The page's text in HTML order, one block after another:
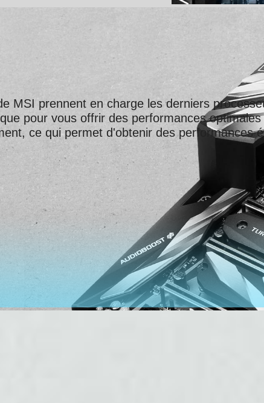
MSI prennent en charge les derniers
pour vous offrir des performances
ce qui permet d'obtenir des performances